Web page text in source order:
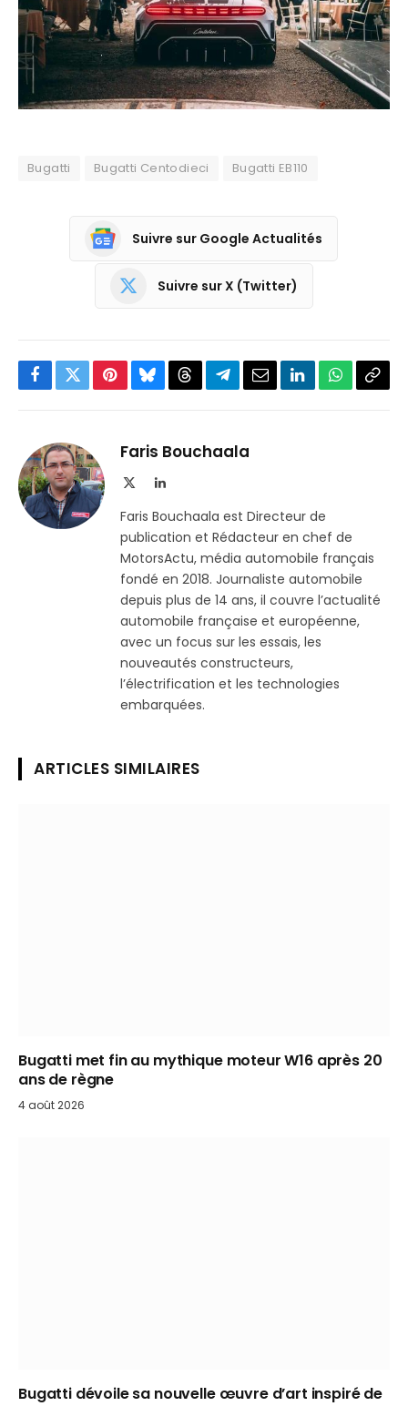
Bugatti Bugatti Centodieci Bugatti EB110
Suivre sur Google Actualités
Suivre sur X (Twitter)
Facebook
TwitterPinterestBlueskyThreadsPartager
Telegram
EmailLinkedInWhatsApp
Faris Bouchaala
LinkedIn
Faris Bouchaala est Directeur de
publication et Rédacteur en chef de
MotorsActu, média automobile français
fondé en 2018. Journaliste automobile
depuis plus de 14 ans, il couvre l’actualité
automobile française et européenne,
avec un focus sur les essais, les
nouveautés constructeurs,
l’électrification et les technologies
embarquées.
ARTICLES SIMILAIRES
Bugatti met fin au mythique moteur W16 après 20
ans de règne
4 août 2026
Bugatti dévoile sa nouvelle œuvre d’art inspiré de